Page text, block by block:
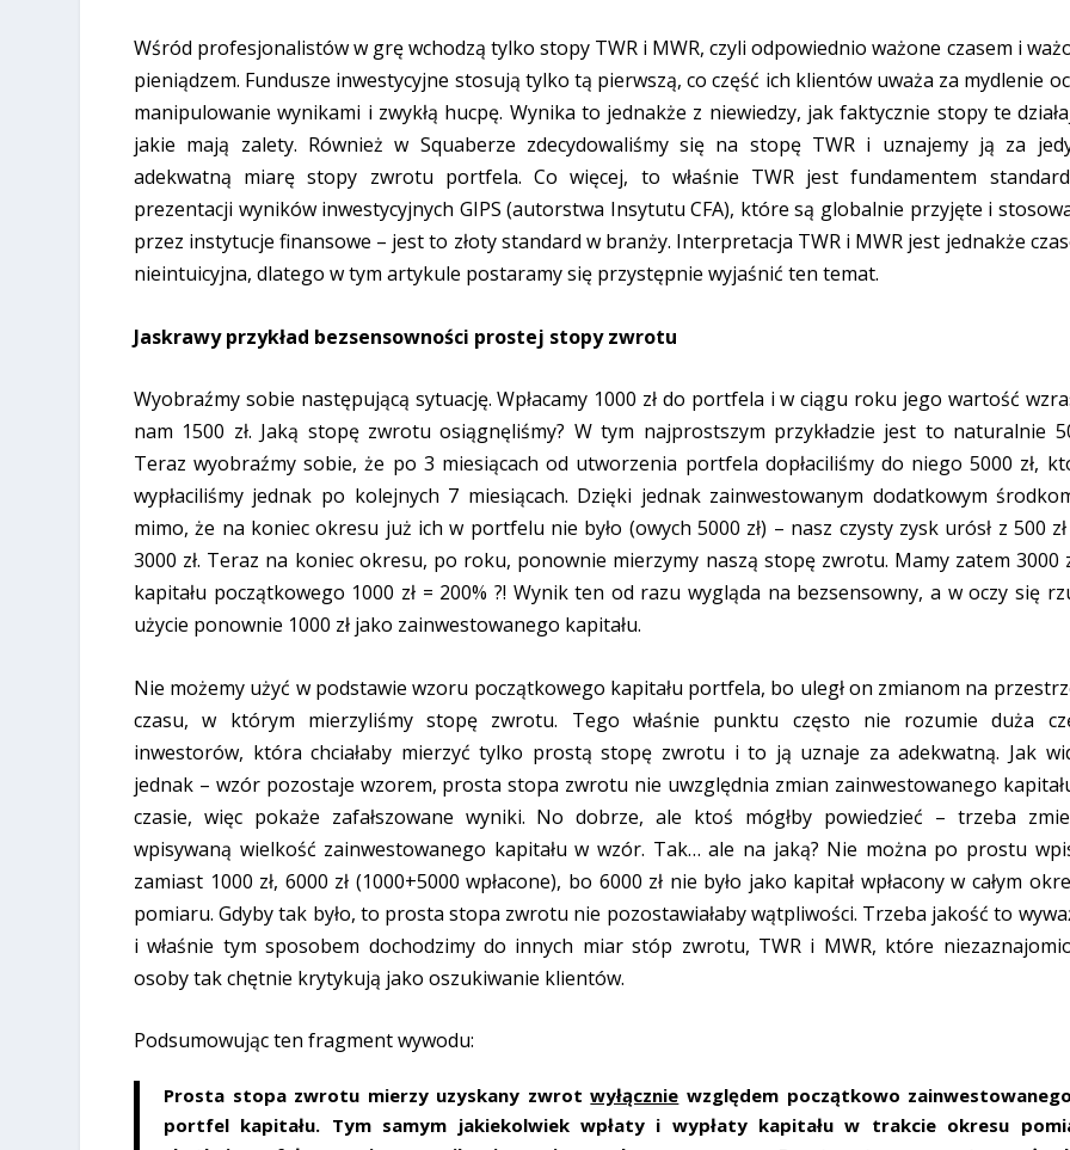
Wśród profesjonalistów w grę wchodzą tylko stopy TWR i MWR, czyli odpowiednio ważone czasem i
pieniądzem. Fundusze inwestycyjne stosują tylko tą pierwszą, co część ich klientów uważa za mydlenie
manipulowanie wynikami i zwykłą hucpę. Wynika to jednakże z niewiedzy, jak faktycznie stopy te
jakie mają zalety. Również w Squaberze zdecydowaliśmy się na stopę TWR i uznajemy ją za
adekwatną miarę stopy zwrotu portfela. Co więcej, to właśnie TWR jest fundamentem
prezentacji wyników inwestycyjnych GIPS (autorstwa Insytutu CFA), które są globalnie przyjęte i
przez instytucje finansowe – jest to złoty standard w branży. Interpretacja TWR i MWR jest jednakże
nieintuicyjna, dlatego w tym artykule postaramy się przystępnie wyjaśnić ten temat.
Jaskrawy przykład bezsensowności prostej stopy zwrotu
Wyobraźmy sobie następującą sytuację. Wpłacamy 1000 zł do portfela i w ciągu roku jego wartość
nam 1500 zł. Jaką stopę zwrotu osiągnęliśmy? W tym najprostszym przykładzie jest to naturalnie
Teraz wyobraźmy sobie, że po 3 miesiącach od utworzenia portfela dopłaciliśmy do niego 5000 zł,
wypłaciliśmy jednak po kolejnych 7 miesiącach. Dzięki jednak zainwestowanym dodatkowym
mimo, że na koniec okresu już ich w portfelu nie było (owych 5000 zł) – nasz czysty zysk urósł z 500
3000 zł. Teraz na koniec okresu, po roku, ponownie mierzymy naszą stopę zwrotu. Mamy zatem 3000
kapitału początkowego 1000 zł = 200% ?! Wynik ten od razu wygląda na bezsensowny, a w oczy się
użycie ponownie 1000 zł jako zainwestowanego kapitału.
Nie możemy użyć w podstawie wzoru początkowego kapitału portfela, bo uległ on zmianom na
czasu, w którym mierzyliśmy stopę zwrotu. Tego właśnie punktu często nie rozumie duża
inwestorów, która chciałaby mierzyć tylko prostą stopę zwrotu i to ją uznaje za adekwatną. Jak
jednak – wzór pozostaje wzorem, prosta stopa zwrotu nie uwzględnia zmian zainwestowanego
czasie, więc pokaże zafałszowane wyniki. No dobrze, ale ktoś mógłby powiedzieć – trzeba
wpisywaną wielkość zainwestowanego kapitału w wzór. Tak… ale na jaką? Nie można po prostu
zamiast 1000 zł, 6000 zł (1000+5000 wpłacone), bo 6000 zł nie było jako kapitał wpłacony w całym
pomiaru. Gdyby tak było, to prosta stopa zwrotu nie pozostawiałaby wątpliwości. Trzeba jakość to
i właśnie tym sposobem dochodzimy do innych miar stóp zwrotu, TWR i MWR, które
osoby tak chętnie krytykują jako oszukiwanie klientów.
Podsumowując ten fragment wywodu:
Prosta stopa zwrotu mierzy uzyskany zwrotwyłącznie względem początkowo
portfel kapitału. Tym samym jakiekolwiek wpłaty i wypłaty kapitału w trakcie okresu